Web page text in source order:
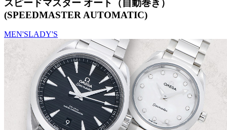
スピードマスター オート（自動巻き）
(SPEEDMASTER AUTOMATIC)
MEN'SLADY'S